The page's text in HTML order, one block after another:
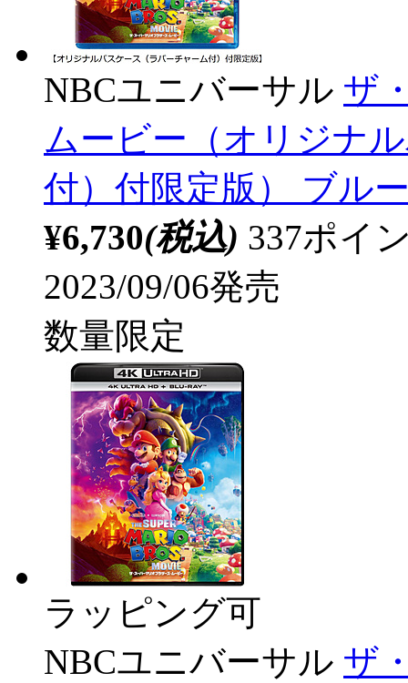
NBCユニバーサル ザ
ムービー（オリジナ
付）付限定版） ブル
¥6,730(税込) 337ポイ
2023/09/06発売
数量限定
ラッピング可
NBCユニバーサル ザ